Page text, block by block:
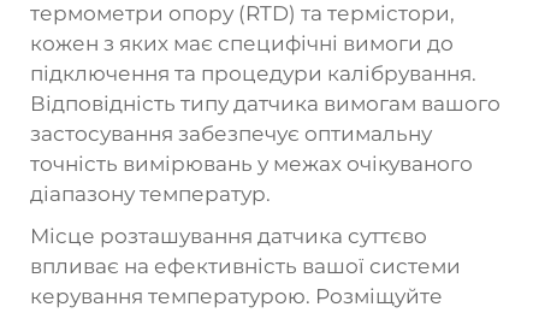
термометри опору (RTD) та термістори,
кожен з яких має специфічні вимоги до
підключення та процедури калібрування.
Відповідність типу датчика вимогам вашого
застосування забезпечує оптимальну
точність вимірювань у межах очікуваного
діапазону температур.
Місце розташування датчика суттєво
впливає на ефективність вашої системи
керування температурою. Розміщуйте